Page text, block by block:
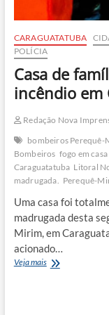
CARAGUATATUBA
POLÍCIA
Casa de
incêndio em
Redação Nova
bombeiros Perequê-
Bombeiros fogo em
Caraguatatuba Litoral
madrugada.
Perequê-
Uma casa foi
madrugada desta
Mirim, em
acionado…
Veja maisCasa